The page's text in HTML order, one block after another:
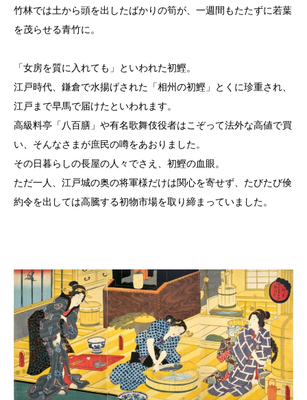
竹林では土から頭を出したばかりの筍が、一週間もたたずに若葉
を茂らせる青竹に。
「女房を質に入れても」といわれた初鰹。
江戸時代、鎌倉で水揚げされた「相州の初鰹」とくに珍重され、
江戸まで早馬で届けたといわれます。
高級料亭「八百膳」や有名歌舞伎役者はこぞって法外な高値で買
い、そんなさまが庶民の噂をあおりました。
その日暮らしの長屋の人々でさえ、初鰹の血眼。
ただ一人、江戸城の奥の将軍様だけは関心を寄せず、たびたび倹
約令を出しては高騰する初物市場を取り締まっていました。